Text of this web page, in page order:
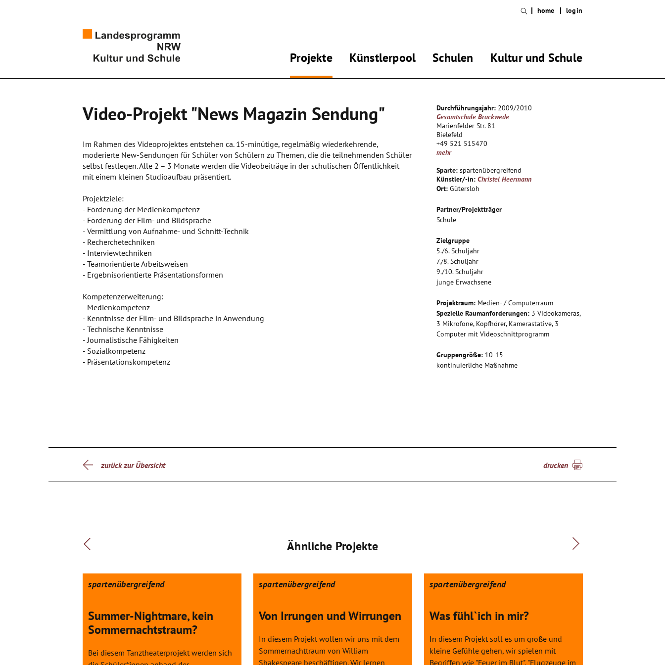
Projekte Künstlerpool Schulen Kultur und Schule
home login
Video-Projekt "News Magazin Sendung"
Im Rahmen des Videoprojektes entstehen ca. 15-minütige, regelmäßig wiederkehrende,
moderierte New-Sendungen für Schüler von Schülern zu Themen, die die teilnehmenden Schüler
selbst festlegen. Alle 2 – 3 Monate werden die Videobeiträge in der schulischen Öffentlichkeit
mit einem kleinen Studioaufbau präsentiert.
Projektziele:
- Förderung der Medienkompetenz
- Förderung der Film- und Bildsprache
- Vermittlung von Aufnahme- und Schnitt-Technik
- Recherchetechniken
- Interviewtechniken
- Teamorientierte Arbeitsweisen
- Ergebnisorientierte Präsentationsformen
Kompetenzerweiterung:
- Medienkompetenz
- Kenntnisse der Film- und Bildsprache in Anwendung
- Technische Kenntnisse
- Journalistische Fähigkeiten
- Sozialkompetenz
- Präsentationskompetenz
Durchführungsjahr: 2009/2010
Gesamtschule Brackwede
Marienfelder Str. 81
Bielefeld
+49 521 515470
mehr
Sparte: spartenübergreifend
Künstler/-in: Christel Heermann
Ort: Gütersloh
Partner/Projektträger
Schule
Zielgruppe
5./6. Schuljahr
7./8. Schuljahr
9./10. Schuljahr
junge Erwachsene
Projektraum: Medien- / Computerraum
Spezielle Raumanforderungen: 3 Videokameras,
3 Mikrofone, Kopfhörer, Kamerastative, 3
Computer mit Videoschnittprogramm
Gruppengröße: 10-15
kontinuierliche Maßnahme
zurück zur Übersicht drucken
Ähnliche Projekte
spartenübergreifend
Summer-Nightmare, kein
Sommernachtstraum?
Bei diesem Tanztheaterprojekt werden sich
spartenübergreifend
Von Irrungen und Wirrungen
In diesem Projekt wollen wir uns mit dem
Sommernachttraum von William
Shakespeare beschäftigen. Wir lernen
spartenübergreifend
Was fühl`ich in mir?
In diesem Projekt soll es um große und
kleine Gefühle gehen, wir spielen mit
Begriffen wie "Feuer im Blut", "Flugzeuge im